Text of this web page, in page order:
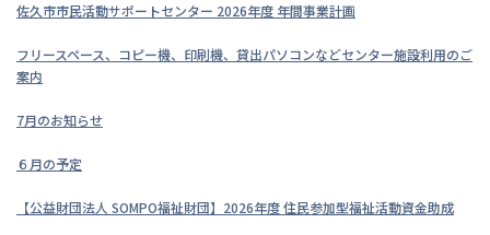
佐久市市民活動サポートセンター 2026年度 年間事業計画
フリースペース、コピー機、印刷機、貸出パソコンなどセンター施設利用のご
案内
7月のお知らせ
６月の予定
【公益財団法人 SOMPO福祉財団】2026年度 住民参加型福祉活動資金助成